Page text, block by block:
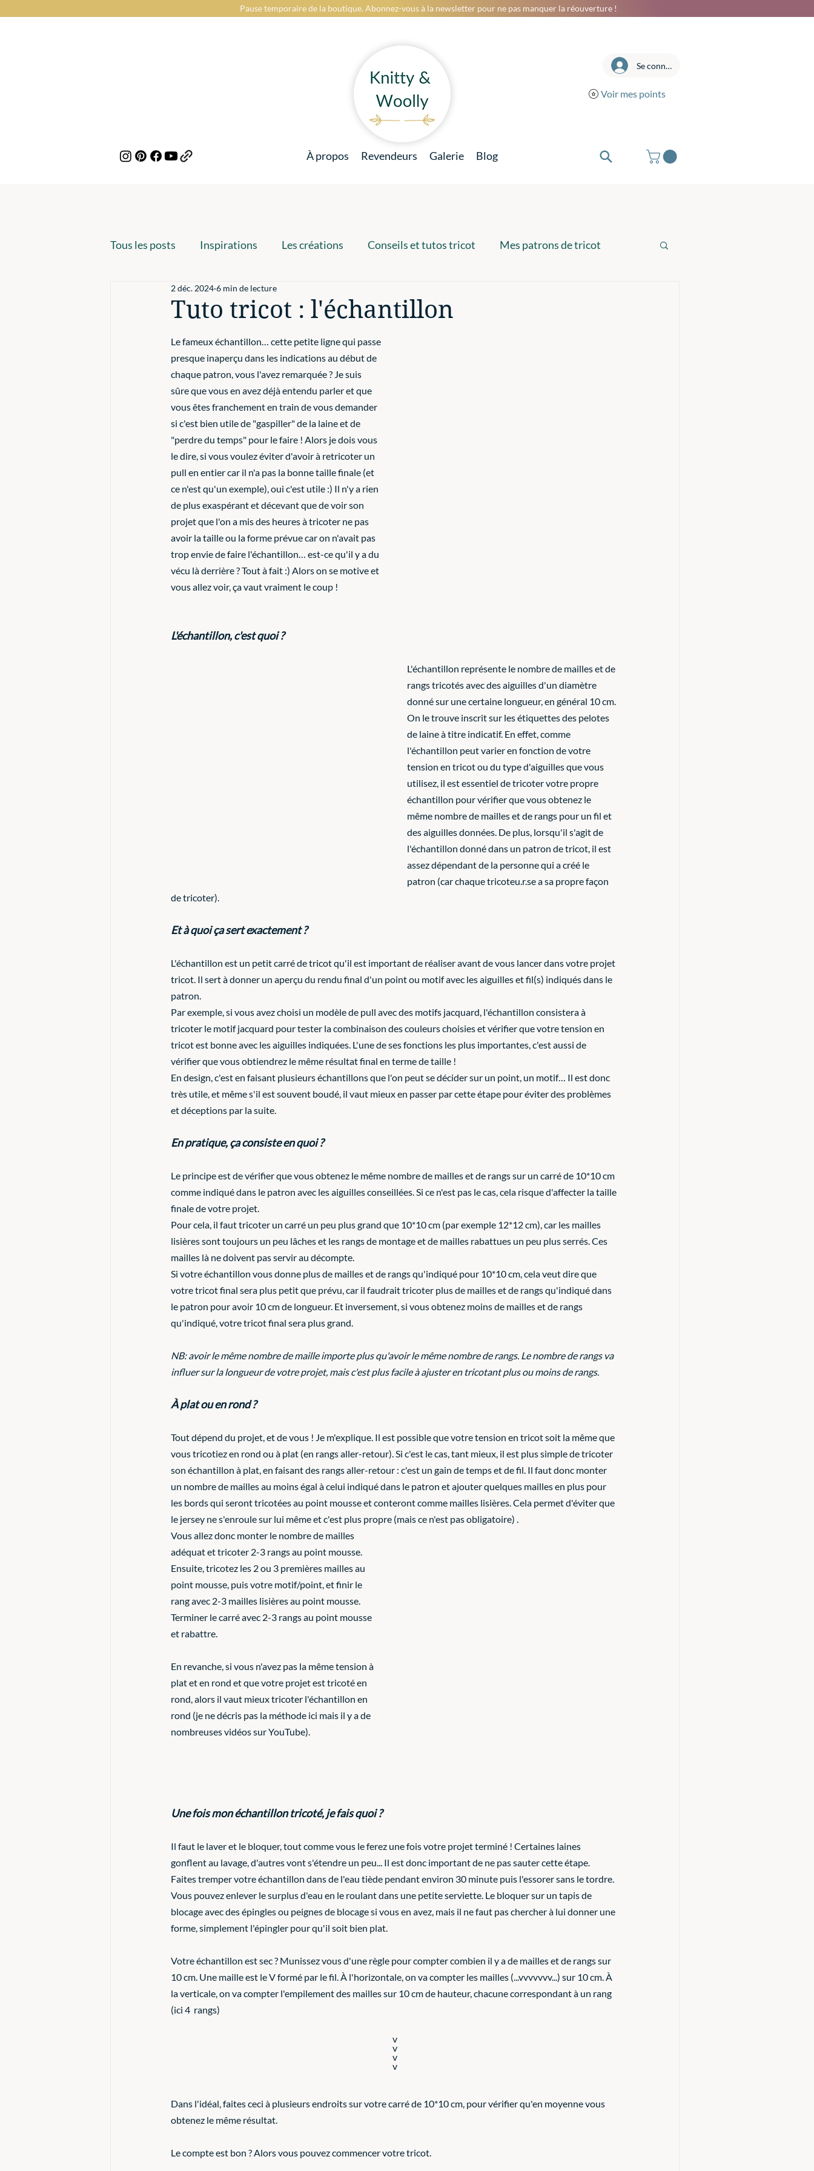
Pause temporaire de la boutique. Abonnez-vous à la newsletter pour ne pas manquer la réouverture !
À propos Revendeurs Galerie Blog
Se connecter
Voir mes points
Tous les posts Inspirations Les créations Conseils et tutos tricot Mes patrons de tricot
Tuto tricot : l'échantillon
2 déc. 2024 6 min de lecture
Le fameux échantillon… cette petite ligne qui passe
presque inaperçu dans les indications au début de
chaque patron, vous l'avez remarquée ? Je suis
sûre que vous en avez déjà entendu parler et que
vous êtes franchement en train de vous demander
si c'est bien utile de "gaspiller" de la laine et de
"perdre du temps" pour le faire ! Alors je dois vous
le dire, si vous voulez éviter d'avoir à retricoter un
pull en entier car il n'a pas la bonne taille finale (et
ce n'est qu'un exemple), oui c'est utile :) Il n'y a rien
de plus exaspérant et décevant que de voir son
projet que l'on a mis des heures à tricoter ne pas
avoir la taille ou la forme prévue car on n'avait pas
trop envie de faire l'échantillon… est-ce qu'il y a du
vécu là derrière ? Tout à fait :) Alors on se motive et
vous allez voir, ça vaut vraiment le coup !
L'échantillon, c'est quoi ?
L'échantillon représente le nombre de mailles et de
rangs tricotés avec des aiguilles d'un diamètre
donné sur une certaine longueur, en général 10 cm.
On le trouve inscrit sur les étiquettes des pelotes
de laine à titre indicatif. En effet, comme
l'échantillon peut varier en fonction de votre
tension en tricot ou du type d'aiguilles que vous
utilisez, il est essentiel de tricoter votre propre
échantillon pour vérifier que vous obtenez le
même nombre de mailles et de rangs pour un fil et
des aiguilles données. De plus, lorsqu'il s'agit de
l'échantillon donné dans un patron de tricot, il est
assez dépendant de la personne qui a créé le
patron (car chaque tricoteu.r.se a sa propre façon
de tricoter).
Et à quoi ça sert exactement ?
L'échantillon est un petit carré de tricot qu'il est important de réaliser avant de vous lancer dans votre projet
tricot. Il sert à donner un aperçu du rendu final d'un point ou motif avec les aiguilles et fil(s) indiqués dans le
patron.
Par exemple, si vous avez choisi un modèle de pull avec des motifs jacquard, l'échantillon consistera à
tricoter le motif jacquard pour tester la combinaison des couleurs choisies et vérifier que votre tension en
tricot est bonne avec les aiguilles indiquées. L'une de ses fonctions les plus importantes, c'est aussi de
vérifier que vous obtiendrez le même résultat final en terme de taille !
En design, c'est en faisant plusieurs échantillons que l'on peut se décider sur un point, un motif… Il est donc
très utile, et même s'il est souvent boudé, il vaut mieux en passer par cette étape pour éviter des problèmes
et déceptions par la suite.
En pratique, ça consiste en quoi ?
Le principe est de vérifier que vous obtenez le même nombre de mailles et de rangs sur un carré de 10*10 cm
comme indiqué dans le patron avec les aiguilles conseillées. Si ce n'est pas le cas, cela risque d'affecter la taille
finale de votre projet.
Pour cela, il faut tricoter un carré un peu plus grand que 10*10 cm (par exemple 12*12 cm), car les mailles
lisières sont toujours un peu lâches et les rangs de montage et de mailles rabattues un peu plus serrés. Ces
mailles là ne doivent pas servir au décompte.
Si votre échantillon vous donne plus de mailles et de rangs qu'indiqué pour 10*10 cm, cela veut dire que
votre tricot final sera plus petit que prévu, car il faudrait tricoter plus de mailles et de rangs qu'indiqué dans
le patron pour avoir 10 cm de longueur. Et inversement, si vous obtenez moins de mailles et de rangs
qu'indiqué, votre tricot final sera plus grand.
NB: avoir le même nombre de maille importe plus qu'avoir le même nombre de rangs. Le nombre de rangs va
influer sur la longueur de votre projet, mais c'est plus facile à ajuster en tricotant plus ou moins de rangs.
À plat ou en rond ?
Tout dépend du projet, et de vous ! Je m'explique. Il est possible que votre tension en tricot soit la même que
vous tricotiez en rond ou à plat (en rangs aller-retour). Si c'est le cas, tant mieux, il est plus simple de tricoter
son échantillon à plat, en faisant des rangs aller-retour : c'est un gain de temps et de fil. Il faut donc monter
un nombre de mailles au moins égal à celui indiqué dans le patron et ajouter quelques mailles en plus pour
les bords qui seront tricotées au point mousse et conteront comme mailles lisières. Cela permet d'éviter que
le jersey ne s'enroule sur lui même et c'est plus propre (mais ce n'est pas obligatoire) .
Vous allez donc monter le nombre de mailles
adéquat et tricoter 2-3 rangs au point mousse.
Ensuite, tricotez les 2 ou 3 premières mailles au
point mousse, puis votre motif/point, et finir le
rang avec 2-3 mailles lisières au point mousse.
Terminer le carré avec 2-3 rangs au point mousse
et rabattre.
En revanche, si vous n'avez pas la même tension à
plat et en rond et que votre projet est tricoté en
rond, alors il vaut mieux tricoter l'échantillon en
rond (je ne décris pas la méthode ici mais il y a de
nombreuses vidéos sur YouTube).
Une fois mon échantillon tricoté, je fais quoi ?
Il faut le laver et le bloquer, tout comme vous le ferez une fois votre projet terminé ! Certaines laines
gonflent au lavage, d'autres vont s'étendre un peu... Il est donc important de ne pas sauter cette étape.
Faites tremper votre échantillon dans de l'eau tiède pendant environ 30 minute puis l'essorer sans le tordre.
Vous pouvez enlever le surplus d'eau en le roulant dans une petite serviette. Le bloquer sur un tapis de
blocage avec des épingles ou peignes de blocage si vous en avez, mais il ne faut pas chercher à lui donner une
forme, simplement l'épingler pour qu'il soit bien plat.
Votre échantillon est sec ? Munissez vous d'une règle pour compter combien il y a de mailles et de rangs sur
10 cm. Une maille est le V formé par le fil. À l'horizontale, on va compter les mailles (...vvvvvvv...) sur 10 cm. À
la verticale, on va compter l'empilement des mailles sur 10 cm de hauteur, chacune correspondant à un rang
(ici 4  rangs)
v
v
v
v
Dans l'idéal, faites ceci à plusieurs endroits sur votre carré de 10*10 cm, pour vérifier qu'en moyenne vous
obtenez le même résultat.
Le compte est bon ? Alors vous pouvez commencer votre tricot.